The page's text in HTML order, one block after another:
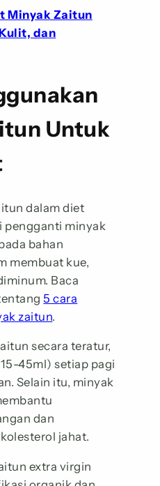
Minyak Zaitun
dan
Untuk
dalam diet
pengganti minyak
bahan
membuat kue,
Baca
5 cara
zaitun.
secara teratur,
45ml) setiap pagi
Selain itu, minyak
dan
jahat.
extra virgin